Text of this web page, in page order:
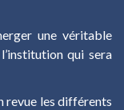
une véritable
qui sera
revue les différents